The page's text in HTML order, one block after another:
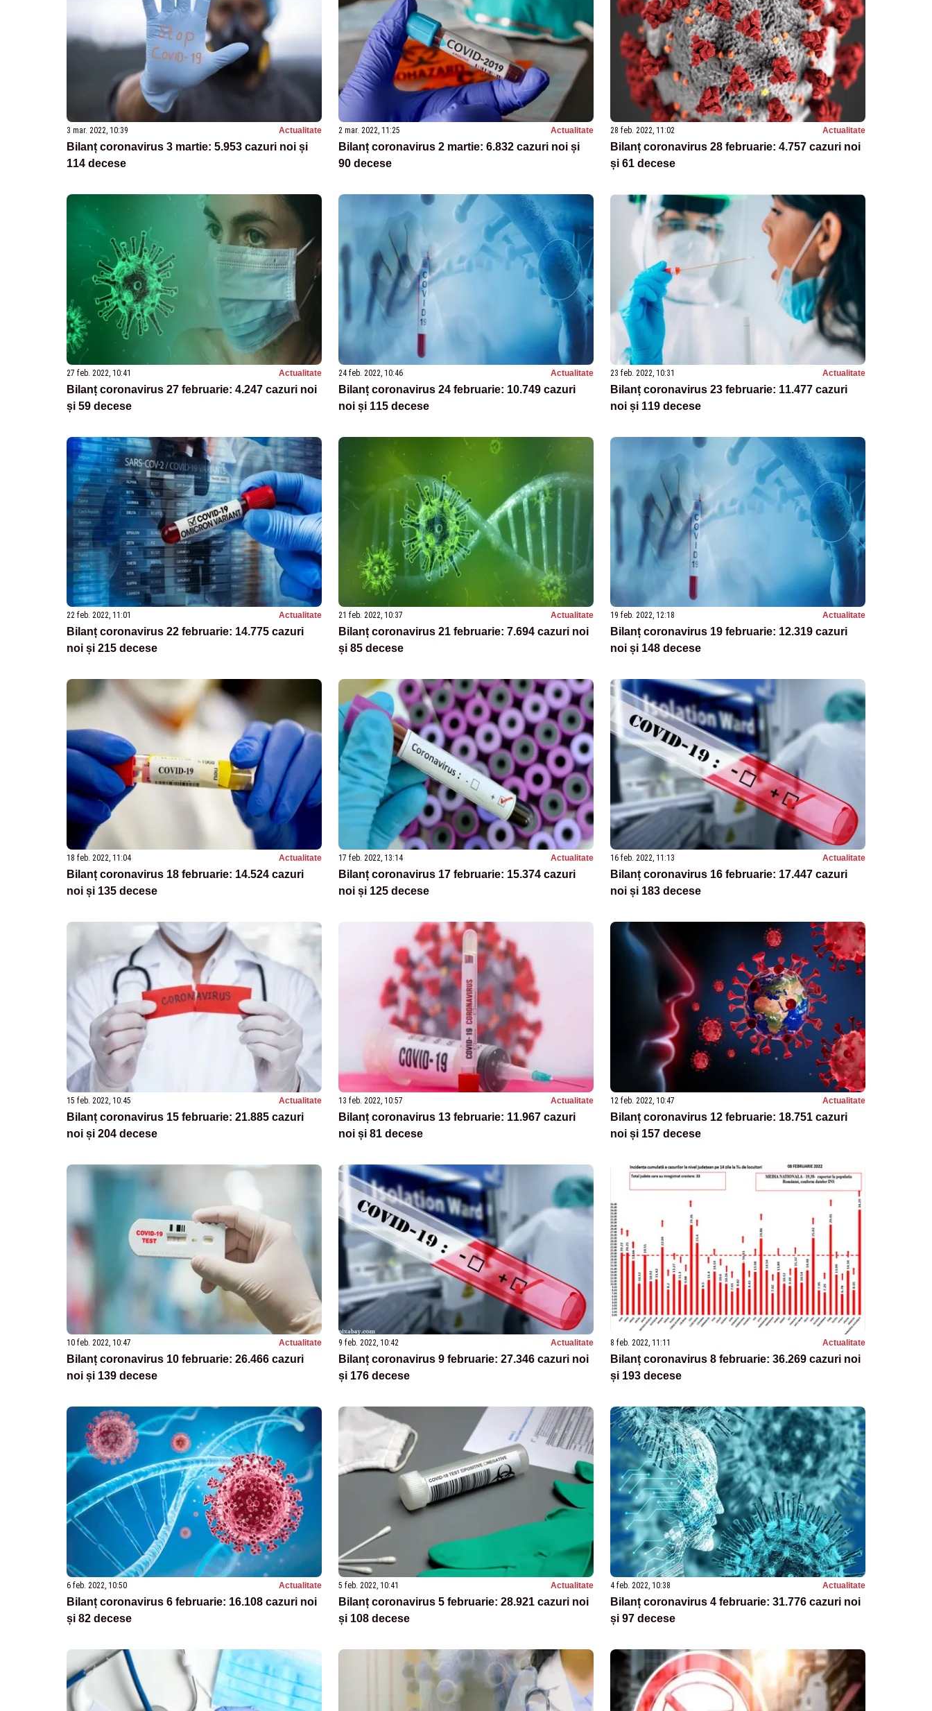
3 mar. 2022, 10:39 Actualitate
Bilanț coronavirus 3 martie: 5.953 cazuri noi și
114 decese
2 mar. 2022, 11:25 Actualitate
Bilanț coronavirus 2 martie: 6.832 cazuri noi și
90 decese
28 feb. 2022, 11:02 Actualitate
Bilanț coronavirus 28 februarie: 4.757 cazuri noi
și 61 decese
27 feb. 2022, 10:41 Actualitate
Bilanț coronavirus 27 februarie: 4.247 cazuri noi
și 59 decese
24 feb. 2022, 10:46 Actualitate
Bilanț coronavirus 24 februarie: 10.749 cazuri
noi și 115 decese
23 feb. 2022, 10:31 Actualitate
Bilanț coronavirus 23 februarie: 11.477 cazuri
noi și 119 decese
22 feb. 2022, 11:01 Actualitate
Bilanț coronavirus 22 februarie: 14.775 cazuri
noi și 215 decese
21 feb. 2022, 10:37 Actualitate
Bilanț coronavirus 21 februarie: 7.694 cazuri noi
și 85 decese
19 feb. 2022, 12:18 Actualitate
Bilanț coronavirus 19 februarie: 12.319 cazuri
noi și 148 decese
18 feb. 2022, 11:04 Actualitate
Bilanț coronavirus 18 februarie: 14.524 cazuri
noi și 135 decese
17 feb. 2022, 13:14 Actualitate
Bilanț coronavirus 17 februarie: 15.374 cazuri
noi și 125 decese
16 feb. 2022, 11:13 Actualitate
Bilanț coronavirus 16 februarie: 17.447 cazuri
noi și 183 decese
15 feb. 2022, 10:45 Actualitate
Bilanț coronavirus 15 februarie: 21.885 cazuri
noi și 204 decese
13 feb. 2022, 10:57 Actualitate
Bilanț coronavirus 13 februarie: 11.967 cazuri
noi și 81 decese
12 feb. 2022, 10:47 Actualitate
Bilanț coronavirus 12 februarie: 18.751 cazuri
noi și 157 decese
10 feb. 2022, 10:47 Actualitate
Bilanț coronavirus 10 februarie: 26.466 cazuri
noi și 139 decese
9 feb. 2022, 10:42 Actualitate
Bilanț coronavirus 9 februarie: 27.346 cazuri noi
și 176 decese
8 feb. 2022, 11:11 Actualitate
Bilanț coronavirus 8 februarie: 36.269 cazuri noi
și 193 decese
6 feb. 2022, 10:50 Actualitate
Bilanț coronavirus 6 februarie: 16.108 cazuri noi
și 82 decese
5 feb. 2022, 10:41 Actualitate
Bilanț coronavirus 5 februarie: 28.921 cazuri noi
și 108 decese
4 feb. 2022, 10:38 Actualitate
Bilanț coronavirus 4 februarie: 31.776 cazuri noi
și 97 decese